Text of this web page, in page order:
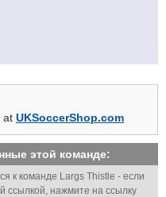
at UKSoccerShop.com
этой команде:
к команде Largs Thistle - если
ссылкой, нажмите на ссылку